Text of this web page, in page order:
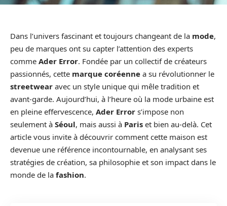
Dans l’univers fascinant et toujours changeant de la mode,
peu de marques ont su capter l’attention des experts
comme Ader Error. Fondée par un collectif de créateurs
passionnés, cette marque coréenne a su révolutionner le
streetwear avec un style unique qui mêle tradition et
avant-garde. Aujourd’hui, à l’heure où la mode urbaine est
en pleine effervescence, Ader Error s’impose non
seulement à Séoul, mais aussi à Paris et bien au-delà. Cet
article vous invite à découvrir comment cette maison est
devenue une référence incontournable, en analysant ses
stratégies de création, sa philosophie et son impact dans le
monde de la fashion.